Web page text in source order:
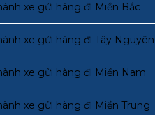
xe gửi hàng đi Miền Bắc
xe gửi hàng đi Tây Nguyên
xe gửi hàng đi Miền Nam
xe gửi hàng đi Miền Trung